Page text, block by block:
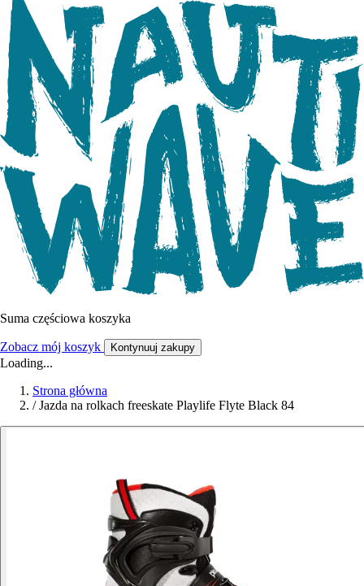
Suma częściowa koszyka
Zobacz mój koszyk Kontynuuj zakupy
Loading...
Strona główna
/ Jazda na rolkach freeskate Playlife Flyte Black 84